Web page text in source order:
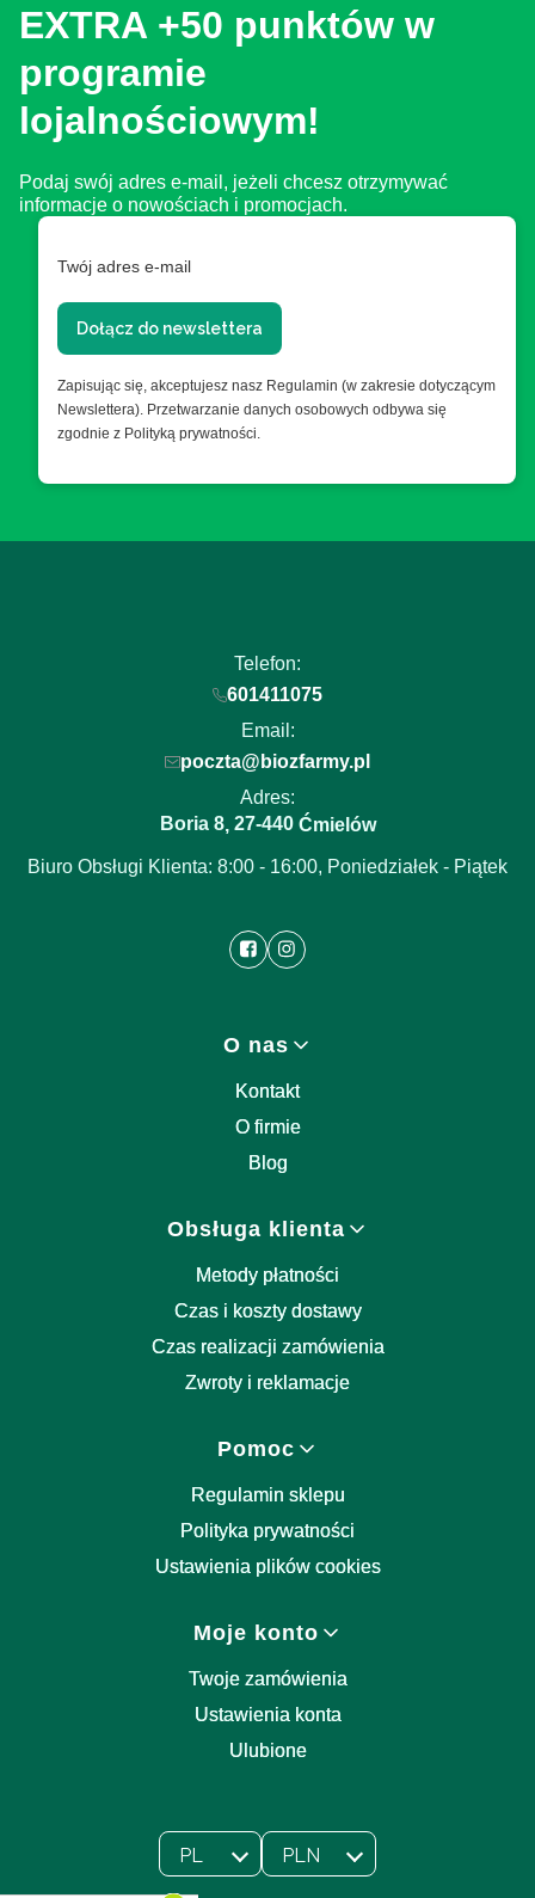
EXTRA +50 punktów w
programie
lojalnościowym!
Podaj swój adres e-mail, jeżeli chcesz otrzymywać
informacje o nowościach i promocjach.
Twój adres e-mail
Dołącz do newslettera
Zapisując się, akceptujesz nasz Regulamin (w zakresie dotyczącym
Newslettera). Przetwarzanie danych osobowych odbywa się
zgodnie z Polityką prywatności.
Telefon:
601411075
Email:
poczta@biozfarmy.pl
Adres:
Boria 8, 27-440Ćmielów
Biuro Obsługi Klienta: 8:00 - 16:00, Poniedziałek - Piątek
O nas
Kontakt
O firmie
Blog
Obsługa klienta
Metody płatności
Czas i koszty dostawy
Czas realizacji zamówienia
Zwroty i reklamacje
Pomoc
Regulamin sklepu
Polityka prywatności
Ustawienia plików cookies
Moje konto
Twoje zamówienia
Ustawienia konta
Ulubione
Wybrany język:
PL
polski Wybrana waluta:
PLN